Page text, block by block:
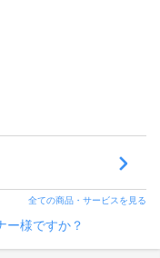
全ての商品・サービスを見る
ー様ですか？